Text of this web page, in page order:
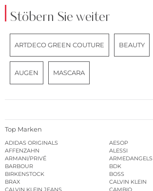
Stöbern Sie weiter
ARTDECO GREEN COUTURE BEAUTY
AUGEN MASCARA
Top Marken
ADIDAS ORIGINALS
AESOP
AFFENZAHN
ALESSI
ARMANI/PRIVÉ
ARMEDANGELS
BARBOUR
BDK
BIRKENSTOCK
BOSS
BRAX
CALVIN KLEIN
CALVIN KLEIN JEANS
CAMBIO